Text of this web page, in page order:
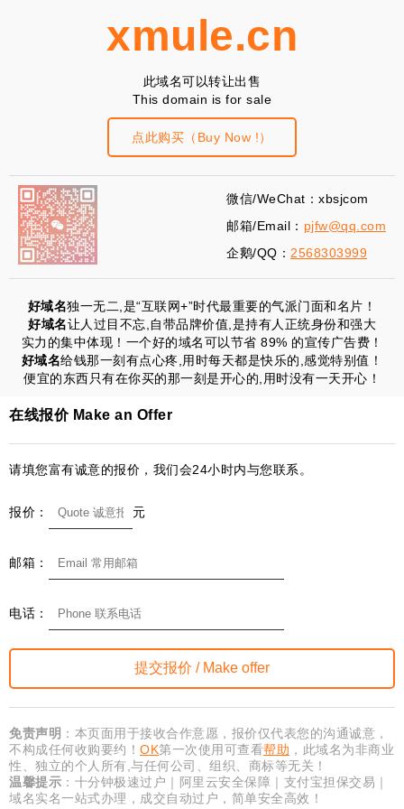
xmule.cn
此域名可以转让出售
This domain is for sale
点此购买（Buy Now !）
微信/WeChat：xbsjcom
邮箱/Email： pjfw@qq.com
企鹅/QQ： 2568303999
好域名独一无二,是“互联网+”时代最重要的气派门面和名片！
好域名让人过目不忘,自带品牌价值,是持有人正统身份和强大
实力的集中体现！一个好的域名可以节省 89% 的宣传广告费！
好域名给钱那一刻有点心疼,用时每天都是快乐的,感觉特别值！
便宜的东西只有在你买的那一刻是开心的,用时没有一天开心！
在线报价 Make an Offer
请填您富有诚意的报价，我们会24小时内与您联系。
报价： 元
邮箱：
电话：
免责声明 ：本页面用于接收合作意愿，报价仅代表您的沟通诚意，
不构成任何收购要约！ OK第一次使用可查看帮助 ，此域名为非商业
性、独立的个人所有,与任何公司、组织、商标等无关！
温馨提示 ：十分钟极速过户｜阿里云安全保障｜支付宝担保交易｜
域名实名一站式办理，成交自动过户，简单安全高效！